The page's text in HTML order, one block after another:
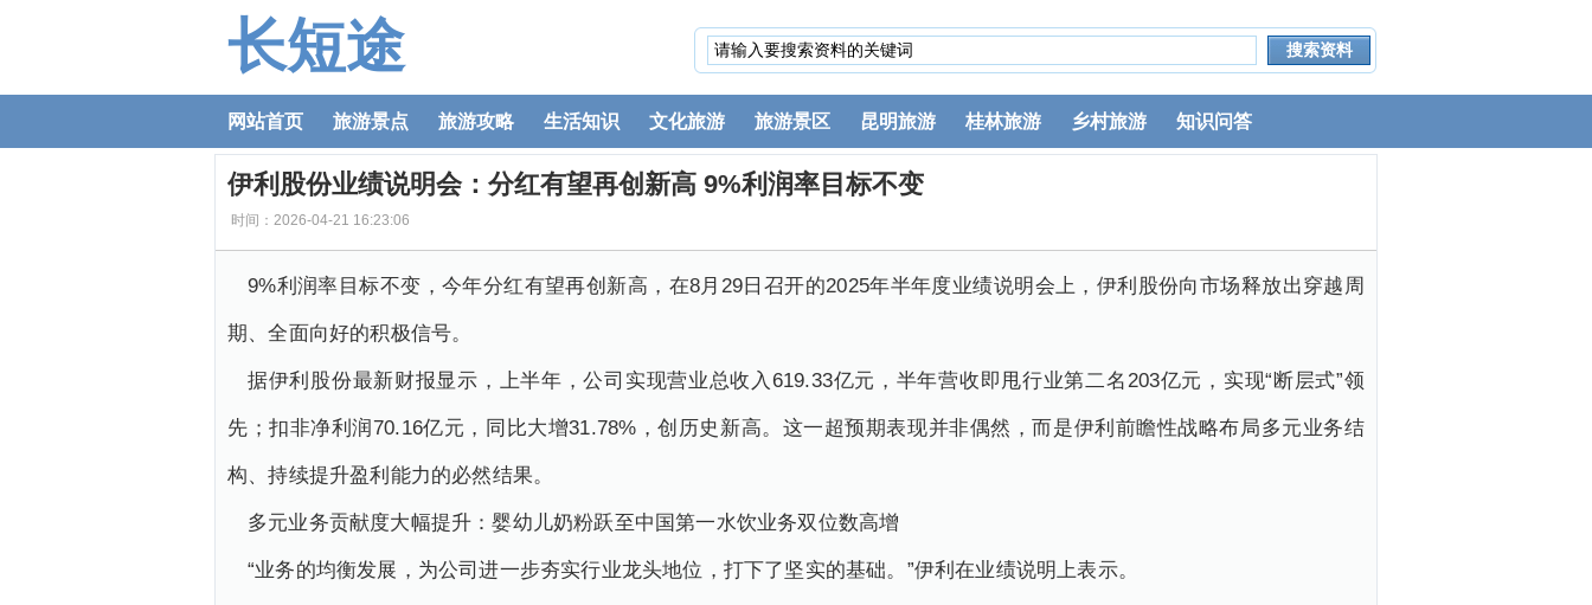
长短途
网站首页 旅游景点 旅游攻略 生活知识 文化旅游 旅游景区 昆明旅游 桂林旅游 乡村旅游 知识问答
伊利股份业绩说明会：分红有望再创新高 9%利润率目标不变
时间：2026-04-21 16:23:06
9%利润率目标不变，今年分红有望再创新高，在8月29日召开的2025年半年度业绩说明会上，伊利股份向市场释放出穿越周
期、全面向好的积极信号。
据伊利股份最新财报显示，上半年，公司实现营业总收入619.33亿元，半年营收即甩行业第二名203亿元，实现“断层式”领
先；扣非净利润70.16亿元，同比大增31.78%，创历史新高。这一超预期表现并非偶然，而是伊利前瞻性战略布局多元业务结
构、持续提升盈利能力的必然结果。
多元业务贡献度大幅提升：婴幼儿奶粉跃至中国第一水饮业务双位数高增
“业务的均衡发展，为公司进一步夯实行业龙头地位，打下了坚实的基础。”伊利在业绩说明上表示。